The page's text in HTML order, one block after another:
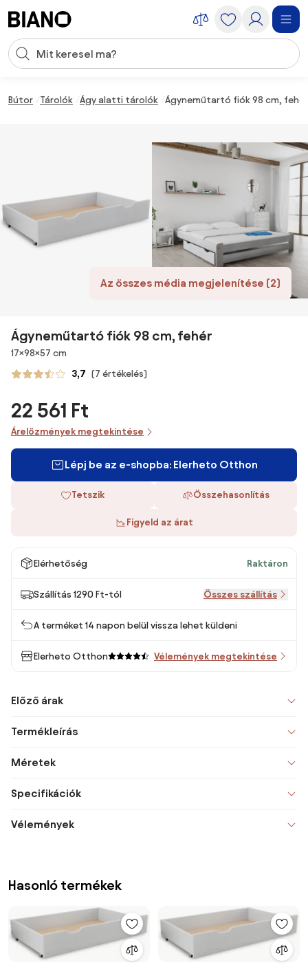
Keresési bevitel
Bútor Tárolók Ágy alatti tárolók Ágyneműtartó fiók 98 cm, fehér
Az összes média megjelenítése (2)
Ágyneműtartó fiók 98 cm, fehér
Méretek
17×98×57 cm
3,7 (7 értékelés)
22 561 Ft
Árelőzmények megtekintése
Lépj be az e-shopba: Elerheto Otthon
Tetszik Összehasonlítás
Figyeld az árat
Elérhetőség Raktáron
Szállítás 1290 Ft-tól Összes szállítás
A terméket 14 napon belül vissza lehet küldeni
Elerheto Otthon Vélemények megtekintése
Előző árak
Termékleírás
Méretek
Specifikációk
Vélemények
Hasonló termékek